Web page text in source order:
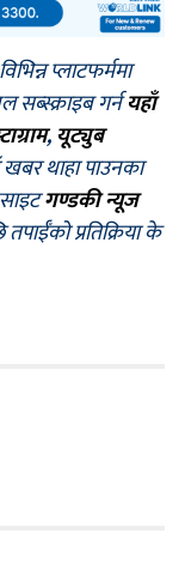
प्लाटफर्ममा
सब्स्क्राइब गर्नयहाँ
, यूट्युब
खबर थाहा पाउनका
गण्डकी न्यूज
प्रतिक्रिया के